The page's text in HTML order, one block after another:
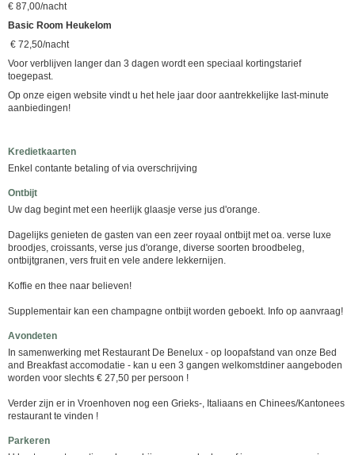
€ 87,00/nacht
Basic Room Heukelom
€ 72,50/nacht
Voor verblijven langer dan 3 dagen wordt een speciaal kortingstarief
toegepast.
Op onze eigen website vindt u het hele jaar door aantrekkelijke last-minute
aanbiedingen!
Kredietkaarten
Enkel contante betaling of via overschrijving
Ontbijt
Uw dag begint met een heerlijk glaasje verse jus d'orange.
Dagelijks genieten de gasten van een zeer royaal ontbijt met oa. verse luxe
broodjes, croissants, verse jus d'orange, diverse soorten broodbeleg,
ontbijtgranen, vers fruit en vele andere lekkernijen.
Koffie en thee naar believen!
Supplementair kan een champagne ontbijt worden geboekt. Info op aanvraag!
Avondeten
In samenwerking met Restaurant De Benelux - op loopafstand van onze Bed
and Breakfast accomodatie - kan u een 3 gangen welkomstdiner aangeboden
worden voor slechts € 27,50 per persoon !
Verder zijn er in Vroenhoven nog een Grieks-, Italiaans en Chinees/Kantonees
restaurant te vinden !
Parkeren